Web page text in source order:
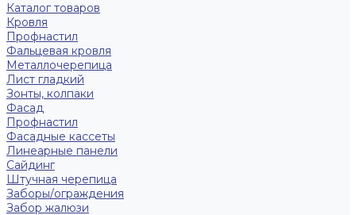
Каталог товаров
Кровля
Профнастил
Фальцевая кровля
Металлочерепица
Лист гладкий
Зонты, колпаки
Фасад
Профнастил
Фасадные кассеты
Линеарные панели
Сайдинг
Штучная черепица
Заборы/ограждения
Забор жалюзи